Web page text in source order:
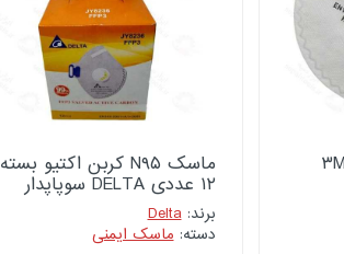
ماسک N۹۵ کربن اکتیو بسته
۱۲ عددی DELTA سوپاپدار
برند:Delta
دسته:ماسک ایمنی
ماسک تنفسی سوپاپدار ۳M